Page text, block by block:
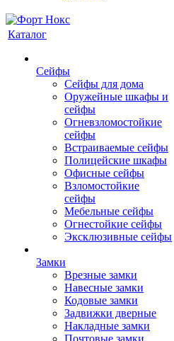
Каталог
Сейфы
Сейфы для дома
Оружейные шкафы и
сейфы
Огневзломостойкие
сейфы
Встраиваемые сейфы
Полицейские шкафы
Офисные сейфы
Взломостойкие
сейфы
Мебельные сейфы
Огнестойкие сейфы
Эксклюзивные сейфы
Замки
Врезные замки
Навесные замки
Кодовые замки
Задвижки дверные
Накладные замки
Почтовые замки